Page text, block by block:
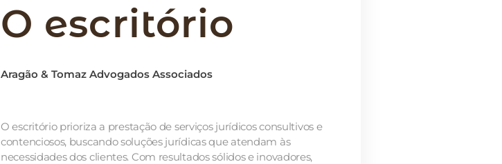
O escritório
Aragão & Tomaz Advogados Associados
O escritório prioriza a prestação de serviços jurídicos consultivos e
contenciosos, buscando soluções jurídicas que atendam às
necessidades dos clientes. Com resultados sólidos e inovadores,